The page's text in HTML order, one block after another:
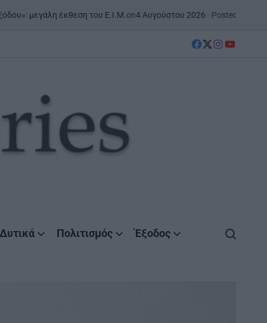
έκθεση του Ε.Ι.Μ.on4 Αυγούστου 2026 Posted byAgrinioStories
facebook
Twitter
instagram
YouTube
Δυτικά Πολιτισμός Έξοδος